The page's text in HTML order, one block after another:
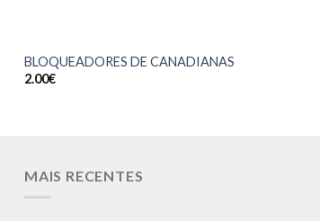
BLOQUEADORES DE CANADIANAS
2.00€
MAIS RECENTES